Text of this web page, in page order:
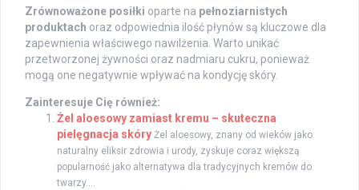
Zrównoważone posiłki oparte na pełnoziarnistych
produktach oraz odpowiednia ilość płynów są kluczowe dla
zapewnienia właściwego nawilżenia. Warto unikać
przetworzonej żywności oraz nadmiaru cukru, ponieważ
mogą one negatywnie wpływać na kondycję skóry.
Zainteresuje Cię również:
Żel aloesowy zamiast kremu – skuteczna
pielęgnacja skóry Żel aloesowy, znany od wieków jako
naturalny eliksir zdrowia i urody, zyskuje coraz większą
popularność jako alternatywa dla tradycyjnych kremów do
twarzy....